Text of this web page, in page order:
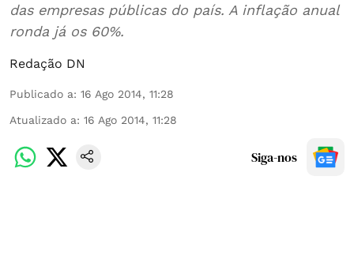
das empresas públicas do país. A inflação anual
ronda já os 60%.
Redação DN
Publicado a: 16 Ago 2014, 11:28
Atualizado a: 16 Ago 2014, 11:28
Siga-nos